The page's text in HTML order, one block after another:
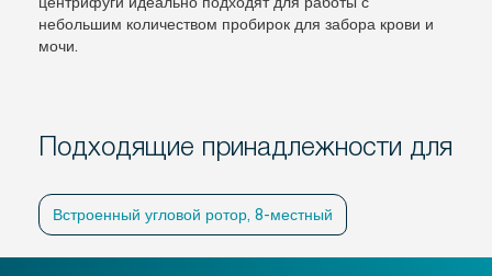
небольшим количеством пробирок для забора крови и
мочи.
Подходящие принадлежности для
Встроенный угловой ротор, 8-местный